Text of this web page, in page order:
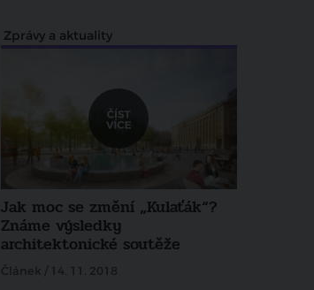
Zprávy a aktuality
Jak moc se změní „Kulaťák“?
Známe výsledky
architektonické soutěže
Článek / 14. 11. 2018